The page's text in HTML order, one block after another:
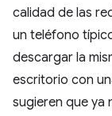
calidad de las
un teléfono
descargar la
escritorio con
sugieren que ya